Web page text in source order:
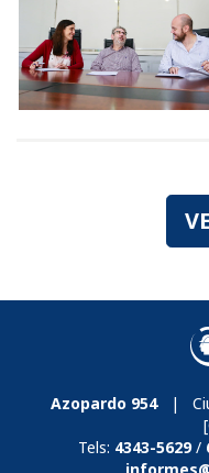
Azopardo 954|
Tels: 4343-5629/